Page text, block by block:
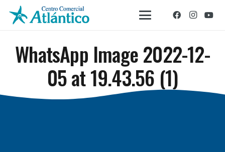
WhatsApp Image 2022-12-
05 at 19.43.56 (1)